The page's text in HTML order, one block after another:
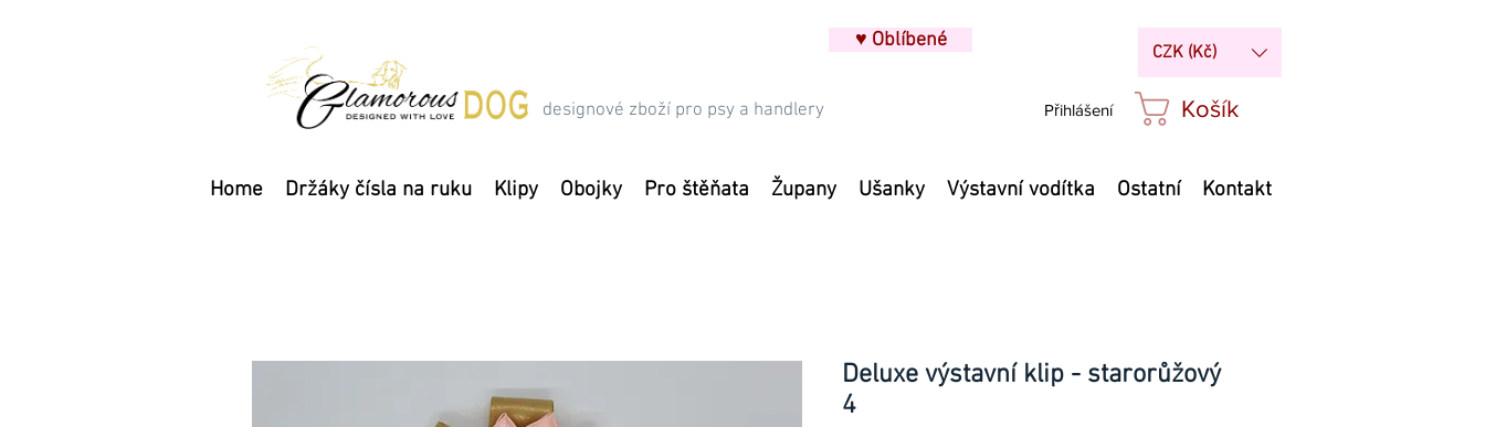
designové zboží pro psy a handlery
♥ Oblíbené
Přihlášení
CZK (Kč)
Košík
Home Držáky čísla na ruku Klipy Obojky Pro štěňata Župany Ušanky Výstavní vodítka Ostatní Kontakt
Deluxe výstavní klip - starorůžový
4